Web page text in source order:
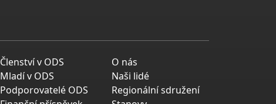
Členství v ODS
Mladí v ODS
Podporovatelé ODS
O nás
Naši lidé
Regionální sdružení